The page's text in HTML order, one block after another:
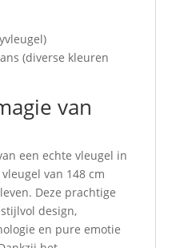
(diverse kleuren
van
een echte vleugel in
van 148 cm
Deze prachtige
design,
en pure emotie